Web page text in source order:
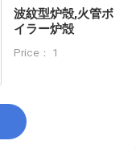
波紋型炉殻,火管ボ
イラー炉殻
Price： 1